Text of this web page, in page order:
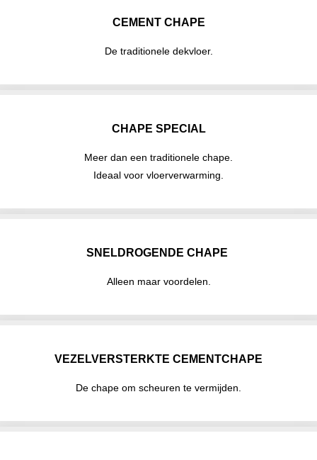
CEMENT CHAPE
De traditionele dekvloer.
CHAPE SPECIAL
Meer dan een traditionele chape.
Ideaal voor vloerverwarming.
SNELDROGENDE CHAPE
Alleen maar voordelen.
VEZELVERSTERKTE CEMENTCHAPE
De chape om scheuren te vermijden.